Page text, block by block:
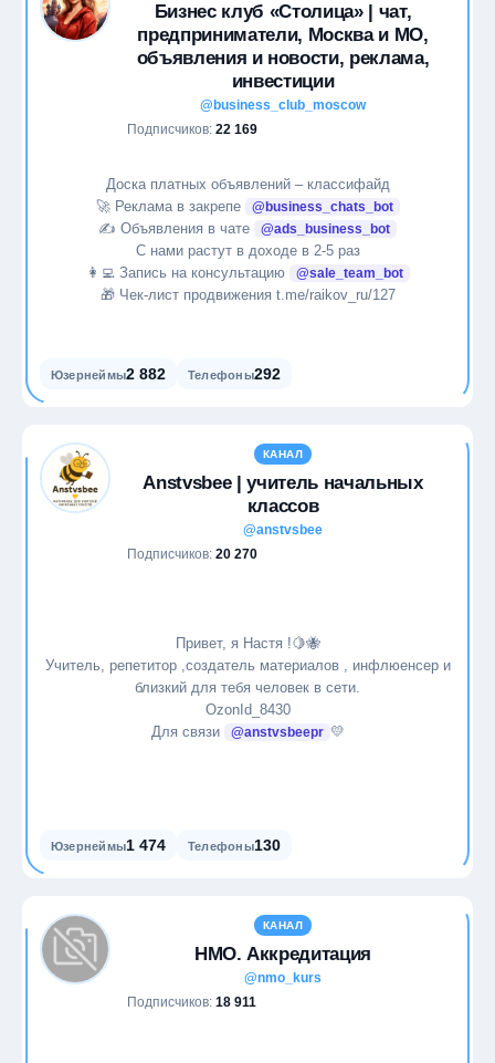
Бизнес клуб «Столица» | чат,
предприниматели, Москва и МО,
объявления и новости, реклама,
инвестиции
@business_club_moscow
Подписчиков: 22 169
Доска платных объявлений – классифайд
🚀 Реклама в закрепе
@business_chats_bot
✍️ Объявления в чате @ads_business_bot
С нами растут в доходе в 2-5 раз
👩‍💻 Запись на консультацию
@sale_team_bot
🎁 Чек-лист продвижения t.me/raikov_ru/127
Юзернеймы2 882 Телефоны292
КАНАЛ
Anstvsbee | учитель начальных
классов
@anstvsbee
Подписчиков: 20 270
Привет, я Настя !🍋🐝
Учитель, репетитор ,создатель материалов , инфлюенсер и
близкий для тебя человек в сети.
OzonId_8430
Для связи
@anstvsbeepr 💛
Юзернеймы1 474 Телефоны130
КАНАЛ
НМО. Аккредитация
@nmo_kurs
Подписчиков: 18 911